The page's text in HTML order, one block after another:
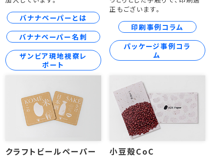
バナナペーパーとは
バナナペーパー名刺
ザンビア現地視察レ
ポート
正もございます。
印刷事例コラム
パッケージ事例コラ
ム
クラフトビールペーパー 小豆殻CoC